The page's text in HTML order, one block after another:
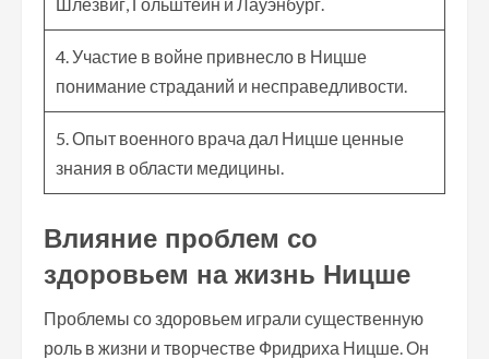
4. Участие в войне привнесло в Ницше
понимание страданий и несправедливости.
5. Опыт военного врача дал Ницше ценные
знания в области медицины.
Влияние проблем со
здоровьем на жизнь Ницше
Проблемы со здоровьем играли существенную
роль в жизни и творчестве Фридриха Ницше. Он